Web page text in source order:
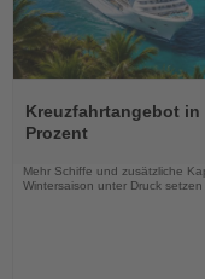
Sie
die
Kreuzfahrtangebot
Prozent
Mehr Schiffe und zusätzliche
Wintersaison unter Druck setzen